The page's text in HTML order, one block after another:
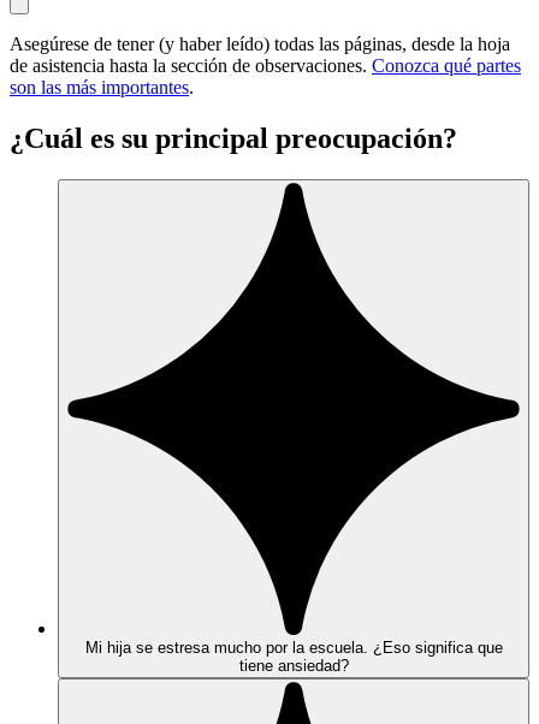
Asegúrese de tener (y haber leído) todas las páginas, desde la hoja
de asistencia hasta la sección de observaciones. Conozca qué partes
son las más importantes.
¿Cuál es su principal preocupación?
Mi hija se estresa mucho por la escuela. ¿Eso significa que
tiene ansiedad?